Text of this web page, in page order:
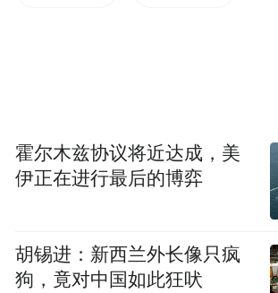
广播电视总台、中国日报、中
央媒体对活动进行多角度全方
新闻客户端通过央视电影频道
号等新媒体平台开播《主播遇
看电影嘉年华》《爱看电影的
霍尔木兹协议将近达成，美
伊正在进行最后的博弈
胡锡进：新西兰外长像只疯
狗，竟对中国如此狂吠